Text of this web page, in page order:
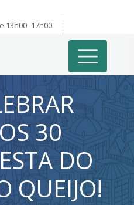
13h00 -17h00.
30
DO
QUEIJO!